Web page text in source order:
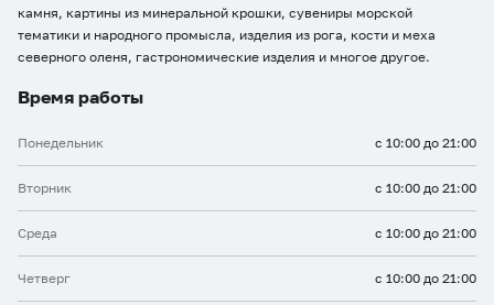
камня, картины из минеральной крошки, сувениры морской
тематики и народного промысла, изделия из рога, кости и меха
северного оленя, гастрономические изделия и многое другое.
Время работы
Понедельник с 10:00 до 21:00
Вторник с 10:00 до 21:00
Среда с 10:00 до 21:00
Четверг с 10:00 до 21:00